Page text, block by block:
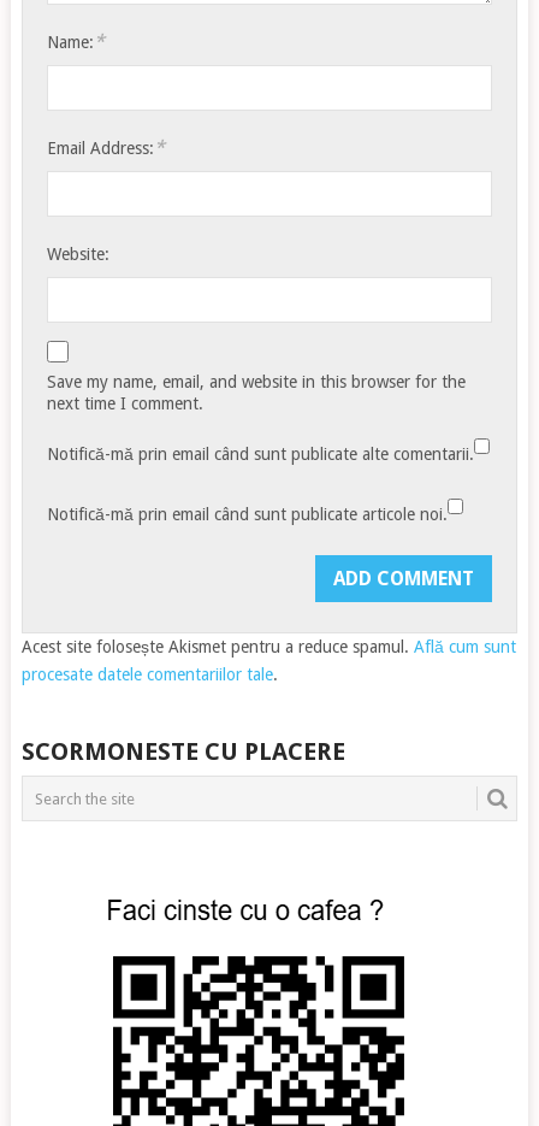
Name: *
Email Address: *
Website:
Save my name, email, and website in this browser for the
next time I comment.
Notifică-mă prin email când sunt publicate alte comentarii.
Notifică-mă prin email când sunt publicate articole noi.
Acest site folosește Akismet pentru a reduce spamul. Află cum sunt
procesate datele comentariilor tale.
SCORMONESTE CU PLACERE